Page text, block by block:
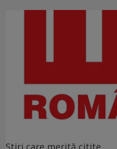
Ştiri care merită citite